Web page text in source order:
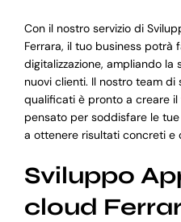
Con il nostro servizio di
Ferrara, il tuo business potrà
digitalizzazione, ampliando
nuovi clienti. Il nostro team
qualificati è pronto a creare
pensato per soddisfare le
a ottenere risultati concreti e
Sviluppo
cloud